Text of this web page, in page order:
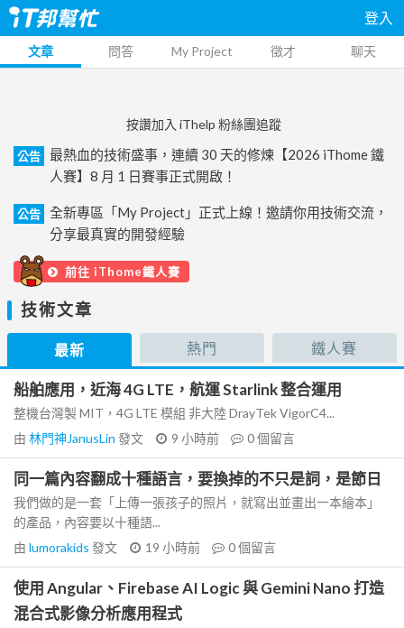
登入
文章 問答 My Project 徵才 聊天
按讚加入 iThelp 粉絲團追蹤
公告
最熱血的技術盛事，連續 30 天的修煉【2026 iThome 鐵
人賽】8 月 1 日賽事正式開啟！
公告
全新專區「My Project」正式上線！邀請你用技術交流，
分享最真實的開發經驗
前往 iThome鐵人賽
技術文章
最新 熱門 鐵人賽
船舶應用，近海 4G LTE，航運 Starlink 整合運用
整機台灣製 MIT，4G LTE 模組 非大陸 DrayTek VigorC4...
由 林門神JanusLin 發文 9 小時前 0個留言
同一篇內容翻成十種語言，要換掉的不只是詞，是節日
我們做的是一套「上傳一張孩子的照片，就寫出並畫出一本繪本」
的產品，內容要以十種語...
由 lumorakids 發文 19 小時前 0個留言
使用 Angular、Firebase AI Logic 與 Gemini Nano 打造
混合式影像分析應用程式